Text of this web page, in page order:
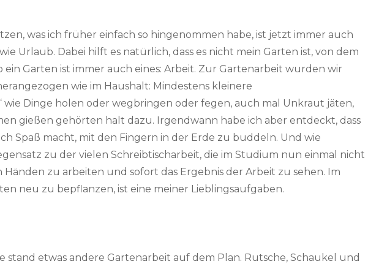
was ich früher einfach so hingenommen habe, ist jetzt immer auch
Urlaub. Dabei hilft es natürlich, dass es nicht mein Garten ist, von dem
ein Garten ist immer auch eines: Arbeit. Zur Gartenarbeit wurden wir
wie im Haushalt: Mindestens kleinere
wie Dinge holen oder wegbringen oder fegen, auch mal Unkraut jäten,
gießen gehörten halt dazu. Irgendwann habe ich aber entdeckt, dass
Spaß macht, mit den Fingern in der Erde zu buddeln. Und wie
zu der vielen Schreibtischarbeit, die im Studium nun einmal nicht
zu arbeiten und sofort das Ergebnis der Arbeit zu sehen. Im
neu zu bepflanzen, ist eine meiner Lieblingsaufgaben.
stand etwas andere Gartenarbeit auf dem Plan. Rutsche, Schaukel und